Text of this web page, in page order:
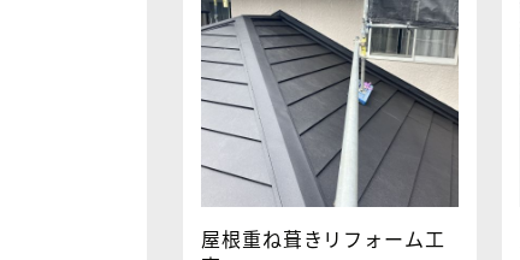
屋根重ね葺きリフォーム工